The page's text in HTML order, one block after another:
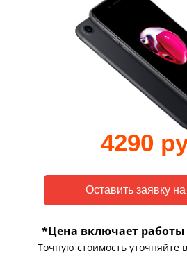
4290
*Цена включает
Точную стоимость уточняйте